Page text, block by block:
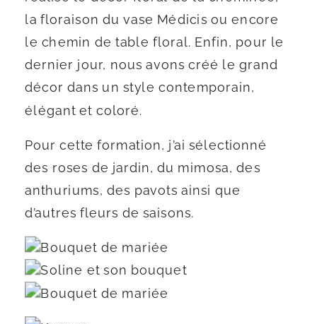
la floraison du vase Médicis ou encore
le chemin de table floral. Enfin, pour le
dernier jour, nous avons créé le grand
décor dans un style contemporain,
élégant et coloré.
Pour cette formation, j’ai sélectionné
des roses de jardin, du mimosa, des
anthuriums, des pavots ainsi que
d’autres fleurs de saisons.